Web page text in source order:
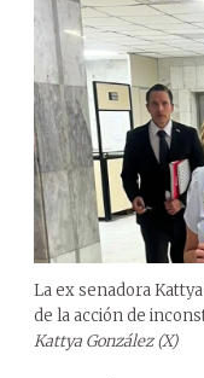
La ex senadora
de la acción de
Kattya González (X)